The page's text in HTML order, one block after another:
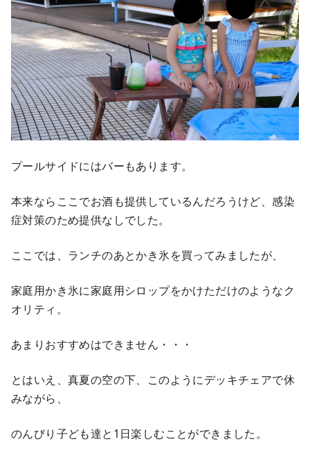
プールサイドにはバーもあります。
本来ならここでお酒も提供しているんだろうけど、感染
症対策のため提供なしでした。
ここでは、ランチのあとかき氷を買ってみましたが、
家庭用かき氷に家庭用シロップをかけただけのようなク
オリティ。
あまりおすすめはできません・・・
とはいえ、真夏の空の下、このようにデッキチェアで休
みながら、
のんびり子ども達と1日楽しむことができました。